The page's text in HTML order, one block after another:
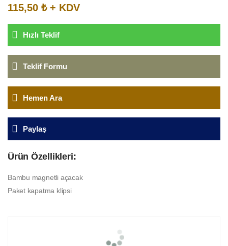
115,50 ₺ + KDV
Hızlı Teklif
Teklif Formu
Hemen Ara
Paylaş
Ürün Özellikleri:
Bambu magnetli açacak
Paket kapatma klipsi